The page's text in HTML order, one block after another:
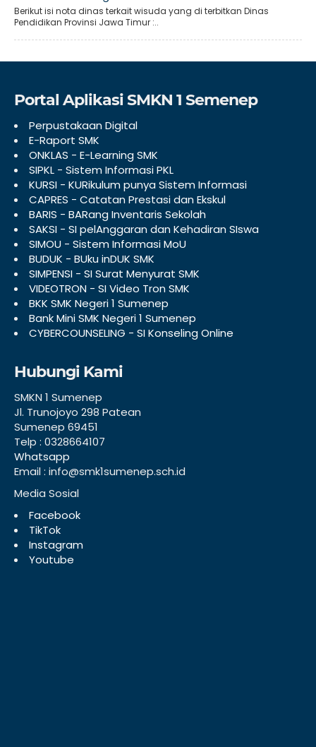
Berikut isi nota dinas terkait wisuda yang di terbitkan Dinas
Pendidikan Provinsi Jawa Timur :..
Portal Aplikasi SMKN 1 Semenep
Perpustakaan Digital
E-Raport SMK
ONKLAS - E-Learning SMK
SIPKL - Sistem Informasi PKL
KURSI - KURikulum punya Sistem Informasi
CAPRES - Catatan Prestasi dan Ekskul
BARIS - BARang Inventaris Sekolah
SAKSI - SI pelAnggaran dan Kehadiran SIswa
SIMOU - Sistem Informasi MoU
BUDUK - BUku inDUK SMK
SIMPENSI - SI Surat Menyurat SMK
VIDEOTRON - SI Video Tron SMK
BKK SMK Negeri 1 Sumenep
Bank Mini SMK Negeri 1 Sumenep
CYBERCOUNSELING - SI Konseling Online
Hubungi Kami
SMKN 1 Sumenep
Jl. Trunojoyo 298 Patean
Sumenep 69451
Telp : 0328664107
Whatsapp
Email : info@smk1sumenep.sch.id
Media Sosial
Facebook
TikTok
Instagram
Youtube